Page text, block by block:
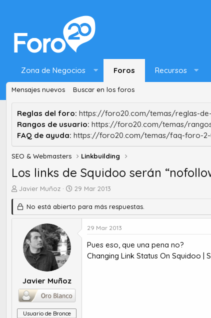
Zona de Negocios Foros Recursos
Mensajes nuevos Buscar en los foros
Reglas del foro: https://foro20.com/temas/reglas-
Rangos de usuario: https://foro20.com/temas/
FAQ de ayuda: https://foro20.com/temas/faq-foro-2-
SEO & Webmasters Linkbuilding
Los links de Squidoo serán
A
t
o
Javier Muñoz
F
c
h
o
29 Mar 2013
No está abierto para más respuestas.
Javier Muñoz
Usuario de Bronce
29 Mar 2013
Pues eso, que una pena no?
Changing Link Status On Squidoo